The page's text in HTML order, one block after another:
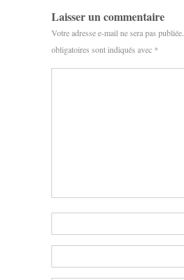
Laisser un commentaire
Votre adresse e-mail ne sera pas publiée.
obligatoires sont indiqués avec *